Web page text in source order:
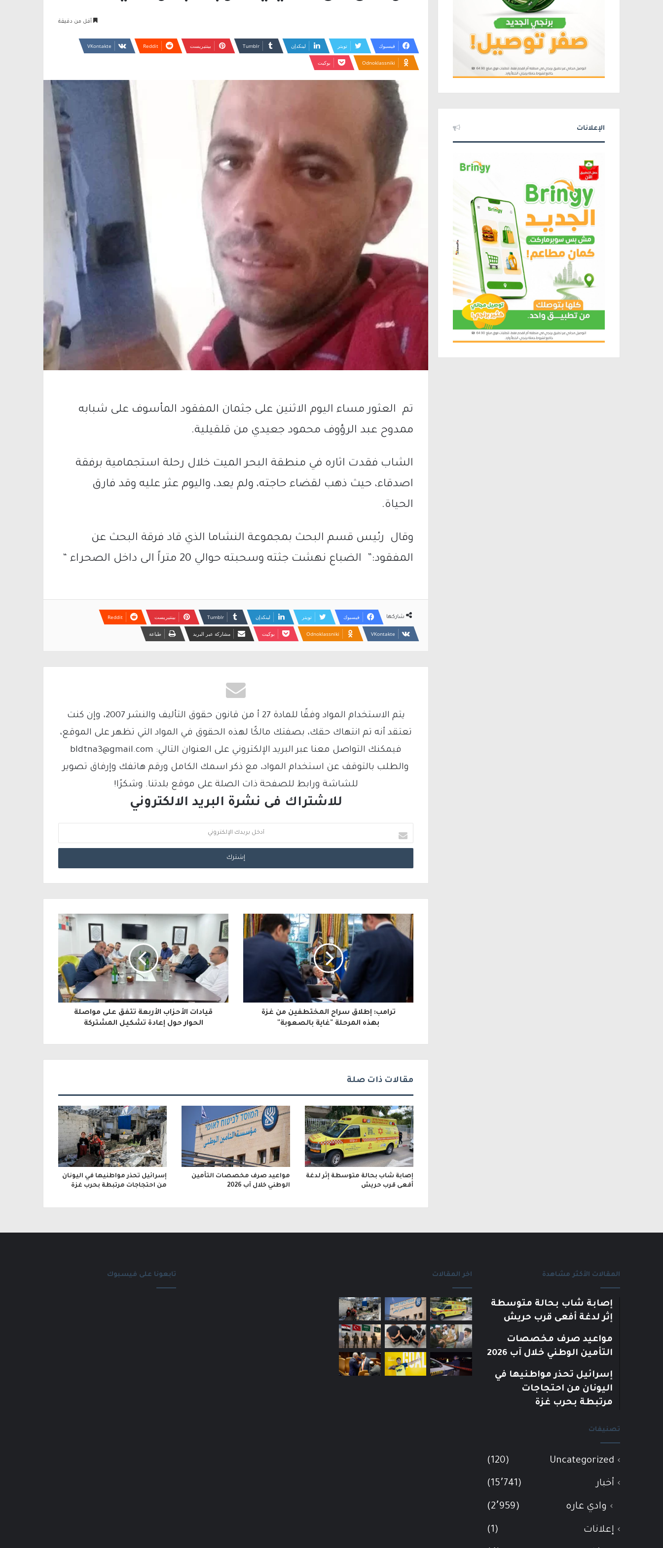
أقل من دقيقة
فيسبوك تويتر لينكدإن بينتيريست
Odnoklassniki بوكيت
تم العثور مساء اليوم الاثنين على جثمان المفقود المأسوف على شبابه
ممدوح عبد الرؤوف محمود جعيدي من قلقيلية.
الشاب فقدت اثاره في منطقة البحر الميت خلال رحلة استجمامية برفقة
اصدقاء، حيث ذهب لقضاء حاجته، ولم يعد، واليوم عثر عليه وقد فارق
الحياة.
وقال رئيس قسم البحث بمجموعة النشاما الذي قاد فرقة البحث عن
المفقود:” الضباع نهشت جثته وسحبته حوالي 20 متراً الى داخل الصحراء “
شاركها فيسبوك تويتر لينكدإن بينتيريست
Odnoklassniki بوكيت مشاركة عبر البريد طباعة
يتم الاستخدام المواد وفقًا للمادة 27 أ من قانون حقوق التأليف والنشر 2007، وإن كنت
تعتقد أنه تم انتهاك حقك، بصفتك مالكًا لهذه الحقوق في المواد التي تظهر على الموقع،
فيمكنك التواصل معنا عبر البريد الإلكتروني على العنوان التالي: bldtna3@gmail.com
والطلب بالتوقف عن استخدام المواد، مع ذكر اسمك الكامل ورقم هاتفك وإرفاق تصوير
للشاشة ورابط للصفحة ذات الصلة على موقع بلدتنا. وشكرًا!
للاشتراك فى نشرة البريد الالكتروني
د
خ
ل
ب
ر
ي
ل
و
ن
ي
ترامب: إطلاق سراح المختطفين من غزة
بهذه المرحلة "غاية بالصعوبة"
قيادات الأحزاب الأربعة تتفق على مواصلة
الحوار حول إعادة تشكيل المشتركة
مقالات ذات صلة
إصابة شاب بحالة متوسطة إثر لدغة
أفعى قرب حريش
مواعيد صرف مخصصات التأمين
الوطني خلال آب 2026
إسرائيل تحذر مواطنيها في اليونان
من احتجاجات مرتبطة بحرب غزة
الإعلانات
المقالات الأكثر مشاهدة
إصابة شاب بحالة متوسطة
إثر لدغة أفعى قرب حريش
مواعيد صرف مخصصات
التأمين الوطني خلال آب 2026
إسرائيل تحذر مواطنيها في
اليونان من احتجاجات
مرتبطة بحرب غزة
تصنيفات
Uncategorized
(120)
أخبار (15٬741)
وادي عاره (2٬959)
إعلانات (1)
اخر المقالات تابعونا على فيسبوك